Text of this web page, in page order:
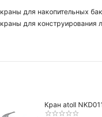
краны для накопительных
краны для конструирования
Кран atoll